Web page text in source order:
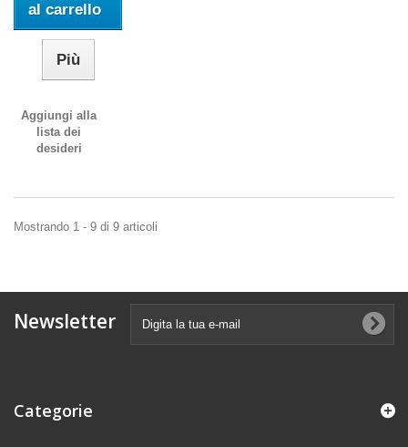
al carrello
Più
Aggiungi alla
lista dei
desideri
Mostrando 1 - 9 di 9 articoli
Newsletter
Categorie